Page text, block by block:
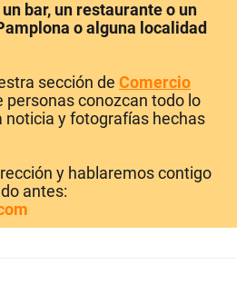
bar, un restaurante o un
o alguna localidad
sección de Comercio
personas conozcan todo lo
noticia y fotografías hechas
y hablaremos contigo
antes: